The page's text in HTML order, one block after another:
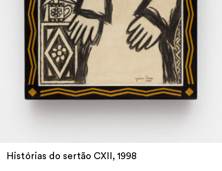
Histórias do sertão CXII, 1998